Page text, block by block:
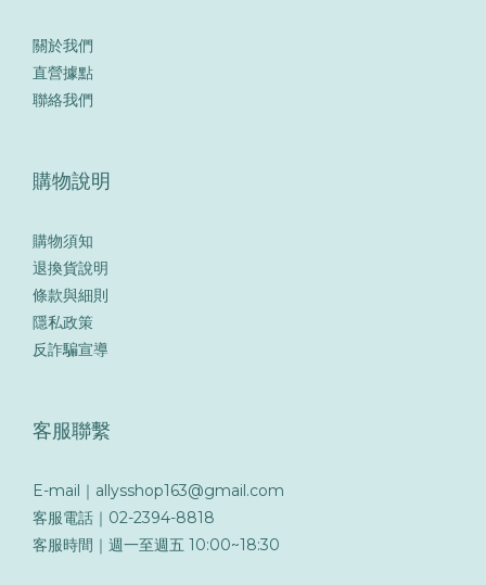
關於我們
直營據點
聯絡我們
購物說明
購物須知
退換貨說明
條款與細則
隱私政策
反詐騙宣導
客服聯繫
E-mail｜allysshop163@gmail.com
客服電話｜02-2394-8818
客服時間｜週一至週五 10:00~18:30